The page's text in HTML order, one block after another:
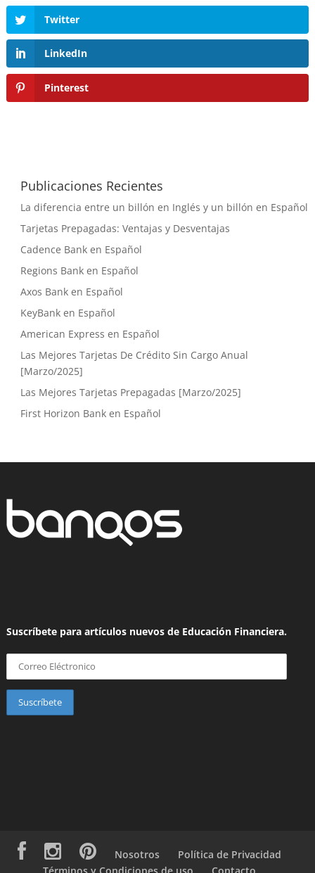
Twitter
LinkedIn
Pinterest
Publicaciones Recientes
La diferencia entre un billón en Inglés y un billón en Español
Tarjetas Prepagadas: Ventajas y Desventajas
Cadence Bank en Español
Regions Bank en Español
Axos Bank en Español
KeyBank en Español
American Express en Español
Las Mejores Tarjetas De Crédito Sin Cargo Anual
[Marzo/2025]
Las Mejores Tarjetas Prepagadas [Marzo/2025]
First Horizon Bank en Español
Suscríbete para artículos nuevos de Educación Financiera.
Nosotros
Política de Privacidad